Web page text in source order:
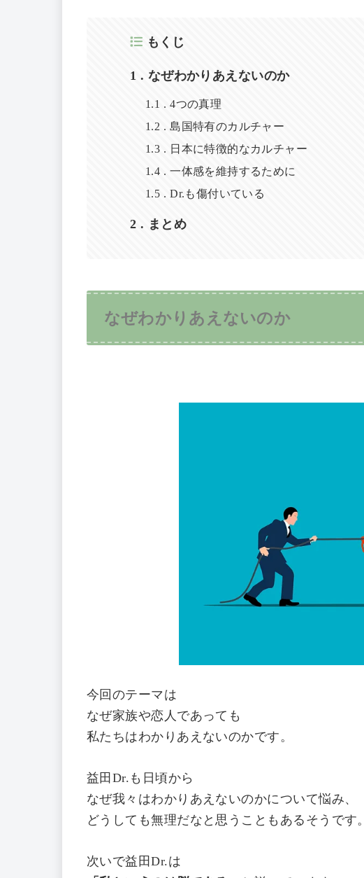
もくじ
1 なぜわかりあえないのか
1.1
4つの真理
1.2
島国特有のカルチャー
1.3
日本に特徴的なカルチャー
1.4
一体感を維持するために
1.5
Dr.も傷付いている
2 まとめ
なぜわかりあえないのか
今回のテーマは
なぜ家族や恋人であっても
私たちはわかりあえないのかです。
益田Dr.も日頃から
なぜ我々はわかりあえないのかについて悩み、
どうしても無理だなと思うこともあるそうです。
次いで益田Dr.は